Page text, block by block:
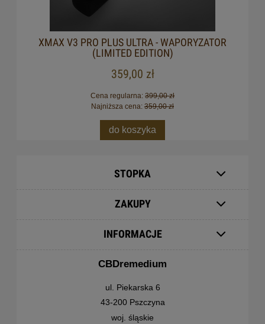
XMAX V3 PRO PLUS ULTRA - WAPORYZATOR
(LIMITED EDITION)
359,00 zł
Cena regularna: 399,00 zł
Najniższa cena: 359,00 zł
do koszyka
STOPKA
ZAKUPY
INFORMACJE
CBDremedium
ul. Piekarska 6
43-200 Pszczyna
woj. śląskie